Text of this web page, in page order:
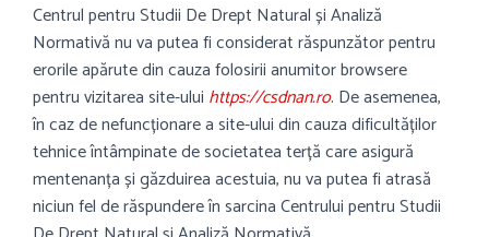
Centrul pentru Studii De Drept Natural și Analiză
Normativă nu va putea fi considerat răspunzător pentru
erorile apărute din cauza folosirii anumitor browsere
pentru vizitarea site-ului https://csdnan.ro. De asemenea,
în caz de nefuncționare a site-ului din cauza dificultăților
tehnice întâmpinate de societatea terță care asigură
mentenanța și găzduirea acestuia, nu va putea fi atrasă
niciun fel de răspundere în sarcina Centrului pentru Studii